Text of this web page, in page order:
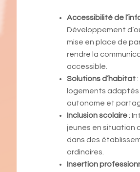
Accessibilité de
Développement
mise en place de
rendre la
accessible.
Solutions d’habitat:
logements adaptés
autonome et
Inclusion scolaire:
jeunes en situation
dans des
ordinaires.
Insertion